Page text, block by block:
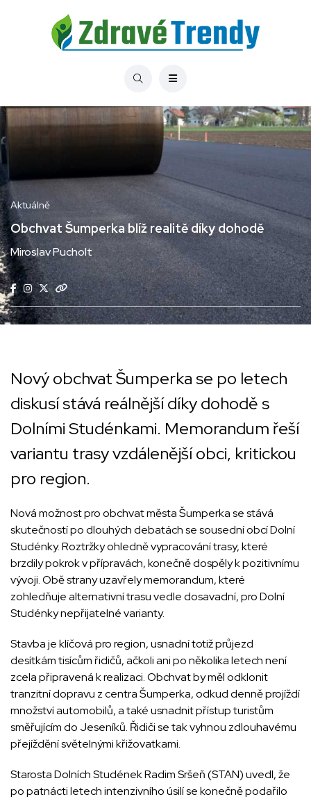
Aktuálně
Obchvat Šumperka blíž realitě díky dohodě
Miroslav Pucholt
Nový obchvat Šumperka se po letech
diskusí stává reálnější díky dohodě s
Dolními Studénkami. Memorandum řeší
variantu trasy vzdálenější obci, kritickou
pro region.
Nová možnost pro obchvat města Šumperka se stává
skutečností po dlouhých debatách se sousední obcí Dolní
Studénky. Roztržky ohledně vypracování trasy, které
brzdily pokrok v přípravách, konečně dospěly k pozitivnímu
vývoji. Obě strany uzavřely memorandum, které
zohledňuje alternativní trasu vedle dosavadní, pro Dolní
Studénky nepřijatelné varianty.
Stavba je klíčová pro region, usnadní totiž průjezd
desítkám tisícům řidičů, ačkoli ani po několika letech není
zcela připravená k realizaci. Obchvat by měl odklonit
tranzitní dopravu z centra Šumperka, odkud denně projíždí
množství automobilů, a také usnadnit přístup turistům
směřujícím do Jeseníků. Řidiči se tak vyhnou zdlouhavému
přejíždění světelnými křižovatkami.
Starosta Dolních Studének Radim Sršeň (STAN) uvedl, že
po patnácti letech intenzivního úsilí se konečně podařilo